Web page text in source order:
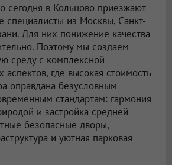
сегодня в Кольцово приезжают
специалисты из Москвы, Санкт-
Для них понижение качества
Поэтому мы создаем
среду с комплексной
аспектов, где высокая стоимость
оправдана безусловным
стандартам: гармония
и застройка средней
безопасные дворы,
и уютная парковая